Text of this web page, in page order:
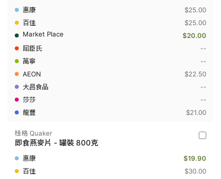
Quaker
-
即
燕
裝
800
$25.00
$25.00
$20.00
--
--
$22.50
--
--
$21.00
桂
Quaker
-
即
桂格 Quaker
即食燕麥片 - 罐裝 800克
$19.90
$30.00